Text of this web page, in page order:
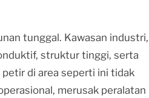
tunggal. Kawasan industri,
struktur tinggi, serta
di area seperti ini tidak
merusak peralatan